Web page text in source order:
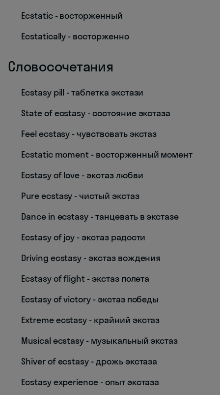
Ecstatic - восторженный
Ecstatically - восторженно
Словосочетания
Ecstasy pill - таблетка экстази
State of ecstasy - состояние экстаза
Feel ecstasy - чувствовать экстаз
Ecstatic moment - восторженный момент
Ecstasy of love - экстаз любви
Pure ecstasy - чистый экстаз
Dance in ecstasy - танцевать в экстазе
Ecstasy of joy - экстаз радости
Driving ecstasy - экстаз вождения
Ecstasy of flight - экстаз полета
Ecstasy of victory - экстаз победы
Extreme ecstasy - крайний экстаз
Musical ecstasy - музыкальный экстаз
Shiver of ecstasy - дрожь экстаза
Ecstasy experience - опыт экстаза